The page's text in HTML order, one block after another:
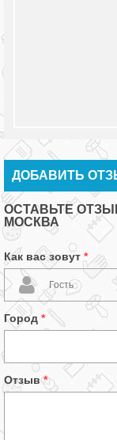
ДОБАВИТЬ
ОСТАВЬТЕ
МОСКВА
Как вас зовут *
Город *
Отзыв*